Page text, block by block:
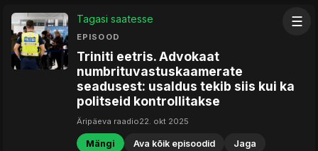
☰
Tagasi saatesse
EPISOOD
Triniti eetris. Advokaat
numbrituvastuskaamerate
seadusest: usaldus tekib siis kui ka
politseid kontrollitakse
Äripäeva raadio22. okt 2025
Mängi Ava kõik episoodid Jaga